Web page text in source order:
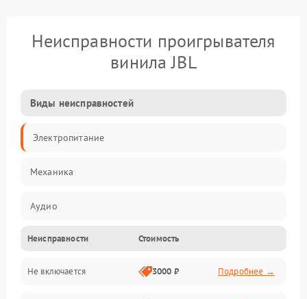
Неисправности проигрывателя
винила JBL
Виды неисправностей
Электропитание
Механика
Аудио
Неисправности Стоимость
Не включается 3000 ₽ Подробнее →